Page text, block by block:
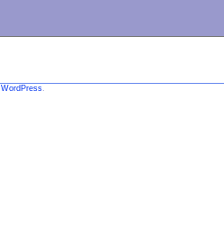
WordPress.